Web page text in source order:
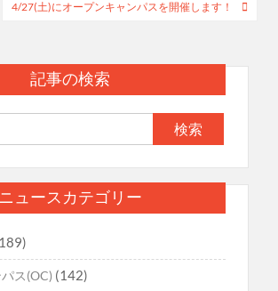
4/27(土)にオープンキャンパスを開催します！
記事の検索
索:
ニュースカテゴリー
ス(OC) (142)